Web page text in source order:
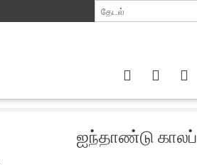
ஐந்தாண்டு காலப்